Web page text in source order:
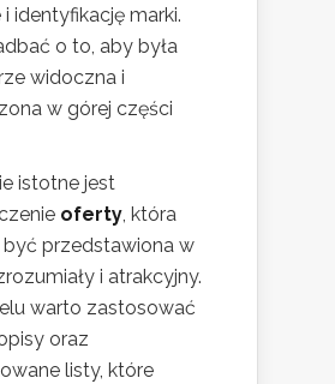
i identyfikację marki.
o to, aby była
widoczna i
w górej części
istotne jest
oferty, która
przedstawiona w
i atrakcyjny.
warto zastosować
oraz
listy, które